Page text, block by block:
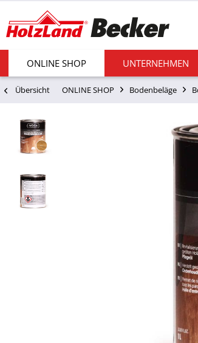
ONLINE SHOP UNTERNEHMEN
Übersicht ONLINE SHOP Bodenbeläge